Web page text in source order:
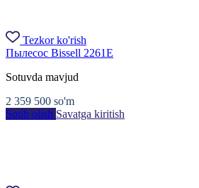
Tezkor ko'rish
Пылесос Bissell 2261E
Sotuvda mavjud
2 359 500 so'm
Sotib olish Savatga kiritish